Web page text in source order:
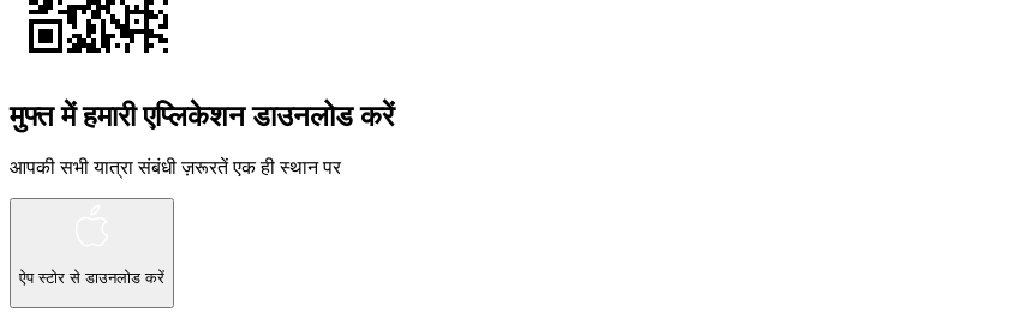
मुफ्त में हमारी एप्लिकेशन डाउनलोड करें
आपकी सभी यात्रा संबंधी ज़रूरतें एक ही स्थान पर
ऐप स्टोर से डाउनलोड करें